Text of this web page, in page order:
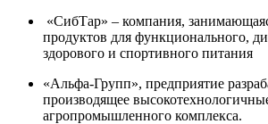
«СибТар» – компания,
продуктов для функционального,
здорового и спортивного питания
«Альфа-Групп», предприятие
производящее
агропромышленного комплекса.